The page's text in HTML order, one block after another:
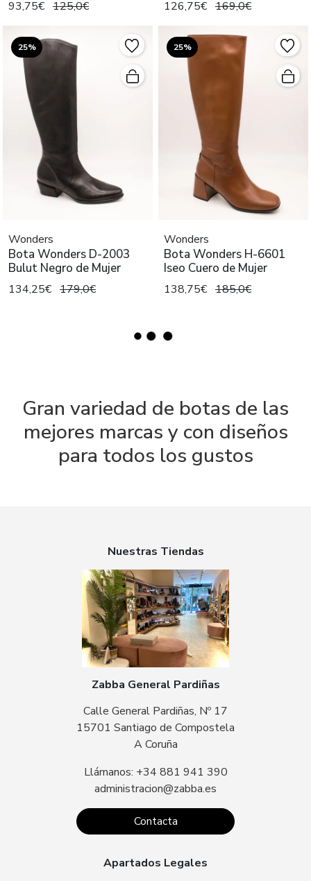
93,75€ 125,0€ 126,75€ 169,0€
25%
Wonders
Bota Wonders D-2003
Bulut Negro de Mujer
134,25€ 179,0€
25%
Wonders
Bota Wonders H-6601
Iseo Cuero de Mujer
138,75€ 185,0€
Gran variedad de botas de las
mejores marcas y con diseños
para todos los gustos
Nuestras Tiendas
Zabba General Pardiñas
Calle General Pardiñas, Nº 17
15701 Santiago de Compostela
A Coruña
Llámanos: +34 881 941 390
administracion@zabba.es
Contacta
Apartados Legales